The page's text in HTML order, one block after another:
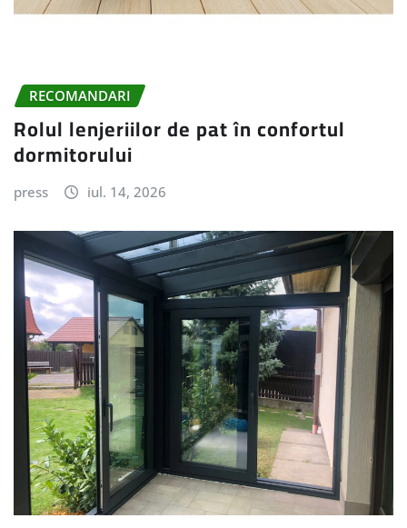
RECOMANDARI
Rolul lenjeriilor de pat în confortul
dormitorului
press iul. 14, 2026